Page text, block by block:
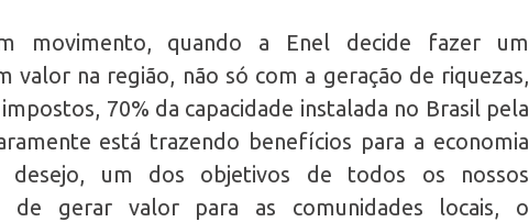
movimento, quando a Enel decide fazer um
valor na região, não só com a geração de riquezas,
70% da capacidade instalada no Brasil pela
está trazendo benefícios para a economia
um dos objetivos de todos os nossos
de gerar valor para as comunidades locais, o